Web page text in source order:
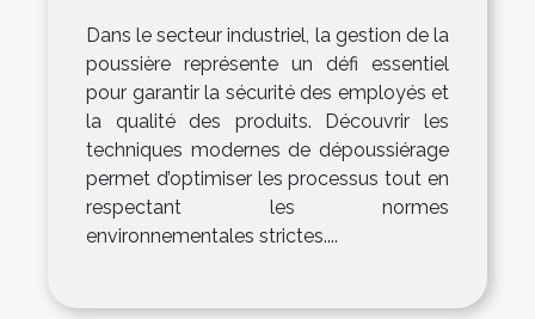
Dans le secteur industriel, la gestion de la
poussière représente un défi essentiel
pour garantir la sécurité des employés et
la qualité des produits. Découvrir les
techniques modernes de dépoussiérage
permet d’optimiser les processus tout en
respectant les normes
environnementales strictes....